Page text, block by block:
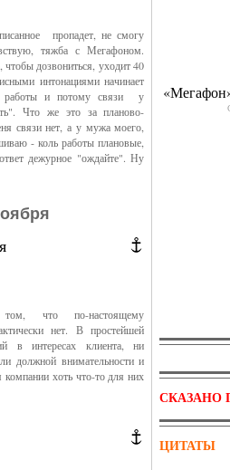
пропадет, не смогу
тяжба с Мегафоном.
дозвониться, уходит 40
интонациями начинает
работы и потому связи у
Что же это за планово-
связи нет, а у мужа моего,
- коль работы плановые,
дежурное "ождайте". Ну
что по-настоящему
нет. В простейшей
в интересах клиента, ни
должной внимательности и
компании хоть что-то для них
СКАЗАНО
ЦИТАТЫ